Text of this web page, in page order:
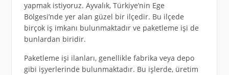
yapmak istiyoruz. Ayvalık, Türkiye’nin Ege
Bölgesi’nde yer alan güzel bir ilçedir. Bu ilçede
birçok iş imkanı bulunmaktadır ve paketleme işi de
bunlardan biridir.
Paketleme işi ilanları, genellikle fabrika veya depo
gibi işyerlerinde bulunmaktadır. Bu işlerde, üretim